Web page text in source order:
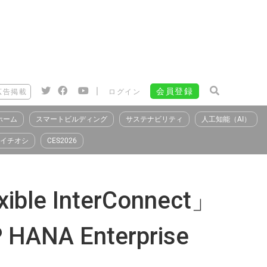
告掲載 | ログイン 会員登録
ーム スマートビルディング サステナビリティ 人工知能（AI）
イチオシ CES2026
InterConnect」
Enterprise